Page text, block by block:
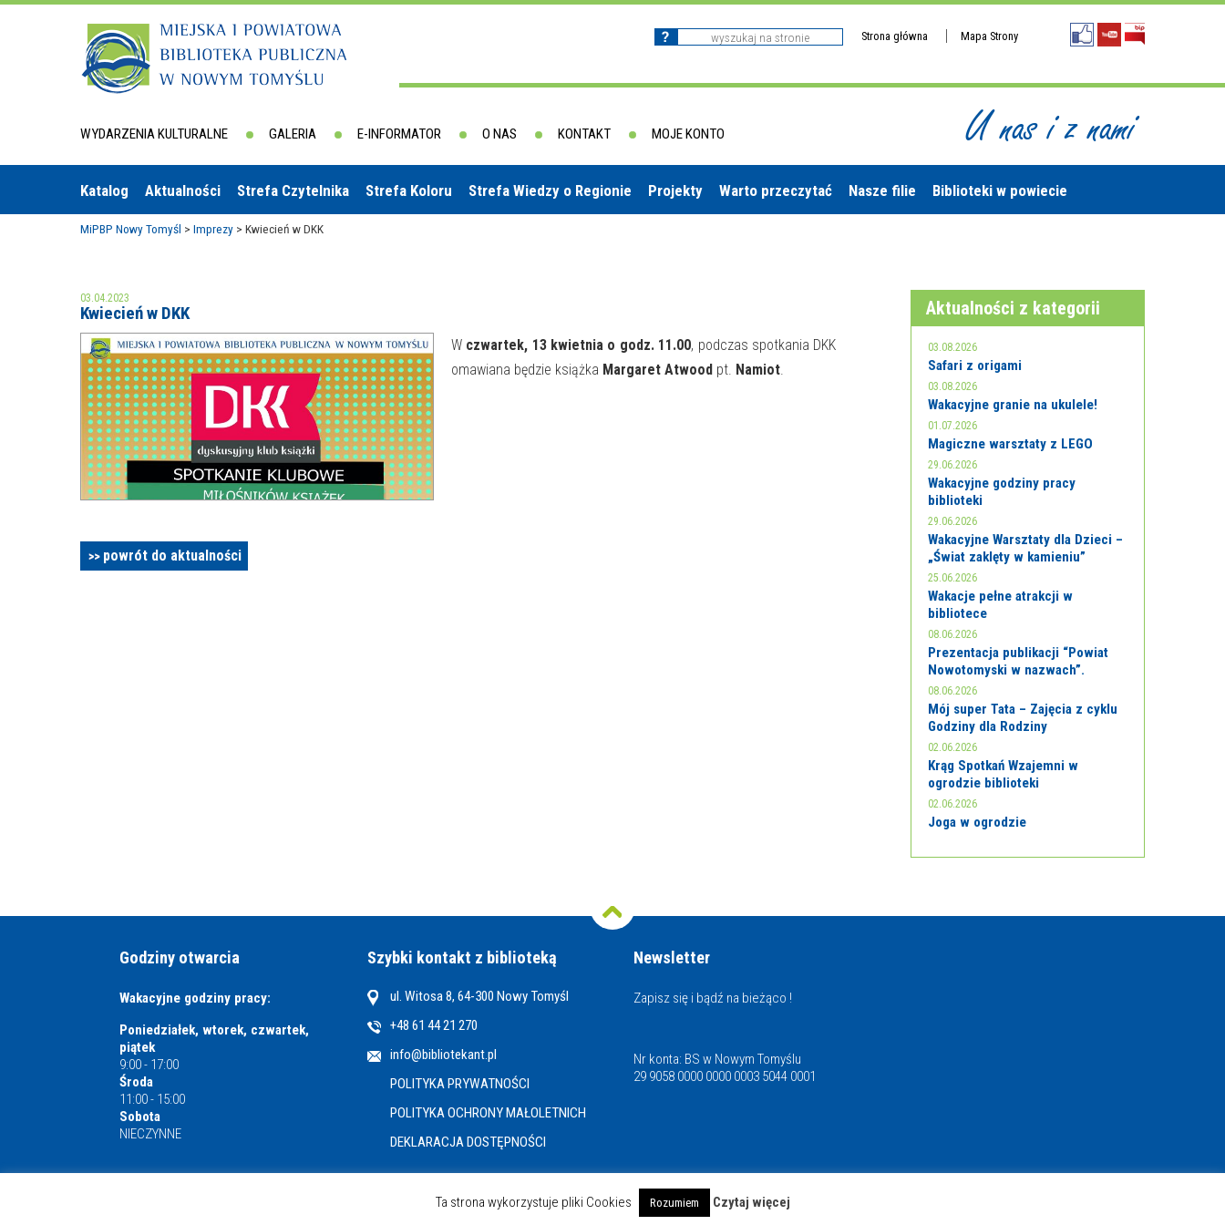
Strona główna Mapa Strony
WYDARZENIA KULTURALNE GALERIA E-INFORMATOR O NAS KONTAKT MOJE KONTO U nas i z nami
Katalog Aktualności Strefa Czytelnika Strefa Koloru Strefa Wiedzy o Regionie Projekty Warto przeczytać Nasze filie Biblioteki w powiecie
MiPBP Nowy Tomyśl > Imprezy > Kwiecień w DKK
03.04.2023
Kwiecień w DKK
W czwartek, 13 kwietnia o godz. 11.00, podczas spotkania DKK
omawiana będzie książka Margaret Atwood pt. Namiot.
powrót do aktualności
Aktualności z kategorii
03.08.2026
Safari z origami
03.08.2026
Wakacyjne granie na ukulele!
01.07.2026
Magiczne warsztaty z LEGO
29.06.2026
Wakacyjne godziny pracy
biblioteki
29.06.2026
Wakacyjne Warsztaty dla Dzieci –
„Świat zaklęty w kamieniu”
25.06.2026
Wakacje pełne atrakcji w
bibliotece
08.06.2026
Prezentacja publikacji “Powiat
Nowotomyski w nazwach”.
08.06.2026
Mój super Tata – Zajęcia z cyklu
Godziny dla Rodziny
02.06.2026
Krąg Spotkań Wzajemni w
ogrodzie biblioteki
02.06.2026
Joga w ogrodzie
Godziny otwarcia
Wakacyjne godziny pracy:
Poniedziałek, wtorek, czwartek,
piątek
9:00 - 17:00
Środa
11:00 - 15:00
Sobota
NIECZYNNE
Szybki kontakt z biblioteką
ul. Witosa 8, 64-300 Nowy Tomyśl
+48 61 44 21 270
info@bibliotekant.pl
POLITYKA PRYWATNOŚCI
POLITYKA OCHRONY MAŁOLETNICH
DEKLARACJA DOSTĘPNOŚCI
Newsletter
Zapisz się i bądź na bieżąco !
Nr konta: BS w Nowym Tomyślu
29 9058 0000 0000 0003 5044 0001
Ta strona wykorzystuje pliki Cookies Rozumiem Czytaj więcej